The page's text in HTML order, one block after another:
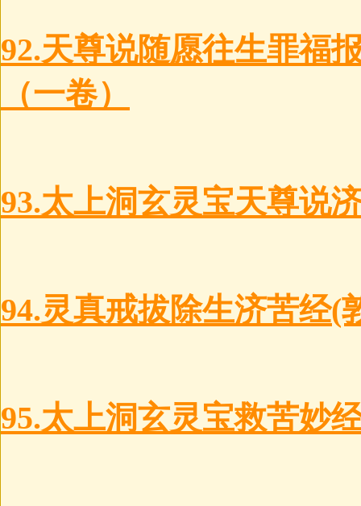
92.天尊说随愿往生罪福
（一卷）
93.太上洞玄灵宝天尊说
94.灵真戒拔除生济苦经
95.太上洞玄灵宝救苦妙